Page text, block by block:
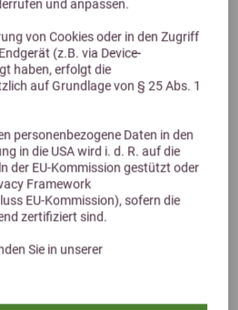
und anpassen.
von Cookies oder in den Zugriff
(z.B. via Device-
haben, erfolgt die
auf Grundlage von § 25 Abs. 1
personenbezogene Daten in den
in die USA wird i. d. R. auf die
der EU-Kommission gestützt oder
Framework
EU-Kommission), sofern die
zertifiziert sind.
Sie in unserer
Produkte